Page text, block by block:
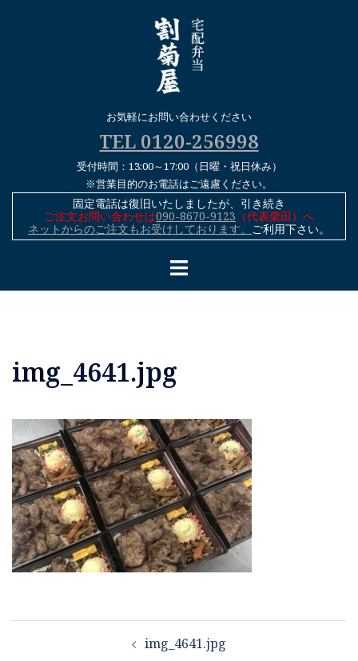
お気軽にお問い合わせください
TEL 0120-256998
受付時間：13:00～17:00（日曜・祝日休み）
※営業目的のお電話はご遠慮ください。
固定電話は復旧いたしましたが、引き続き
ご注文お問い合わせは090-8670-9123 （代表栗田）へ
ネットからのご注文もお受けしております。 ご利用下さい。
img_4641.jpg
投
img_4641.jpg